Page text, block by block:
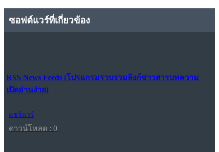
ซอฟต์แวร์ที่เกี่ยวข้อง
RSS News Feeds (โปรแกรมรวบรวมลิงก์ข่าวสารบทความ
เปิดอ่านง่าย)
แชร์แวร์
ดาวน์โหลด : 0